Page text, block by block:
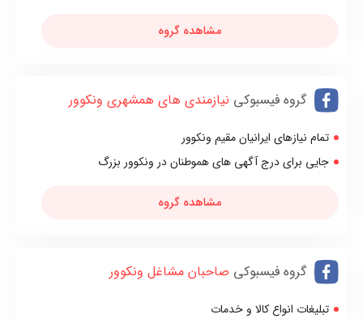
مشاهده گروه
گروه فیسبوکی نیازمندی های همشهری ونکوور
تمام نیازهای ایرانیان مقیم ونکوور
جایی برای درج آگهی های هموطنان در ونکوور بزرگ
مشاهده گروه
گروه فیسبوکی صاحبان مشاغل ونکوور
تبليغات انواع كالا و خدمات